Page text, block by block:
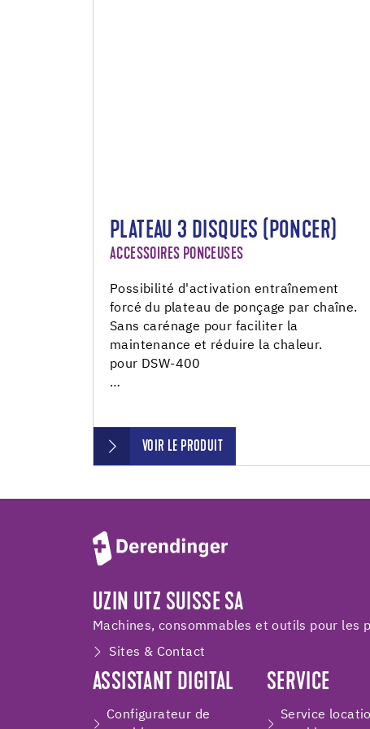
PLATEAU 3 DISQUES (PONCER)
ACCESSOIRES PONCEUSES
Possibilité d'activation entraînement
forcé du plateau de ponçage par chaîne.
Sans carénage pour faciliter la
maintenance et réduire la chaleur.
pour DSW-400
…
VOIR LE PRODUIT
UZIN UTZ SUISSE SA
Machines, consommables et outils pour les
Sites & Contact
ASSISTANT DIGITAL
Configurateur de
SERVICE
Service